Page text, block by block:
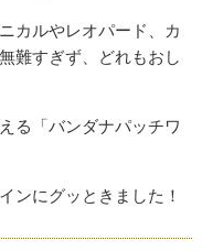
カルやレオパード、カ
難すぎず、どれもおし
る「バンダナパッチワ
ンにグッときました！